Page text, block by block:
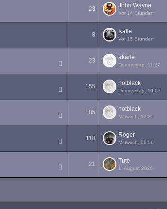
28 John Wayne
Vor 14 Stunden
8 Kalle
Vor 15 Stunden
23 akarte
Donnerstag, 11:27
155 hotblack
Donnerstag, 10:07
185 hotblack
Mittwoch, 12:25
110 Roger
Mittwoch, 06:56
21 Tute
1. August 2026